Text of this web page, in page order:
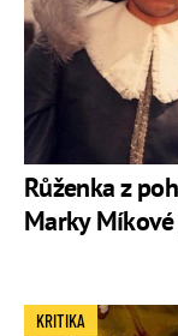
Růženka z
Marky
KRITIKA